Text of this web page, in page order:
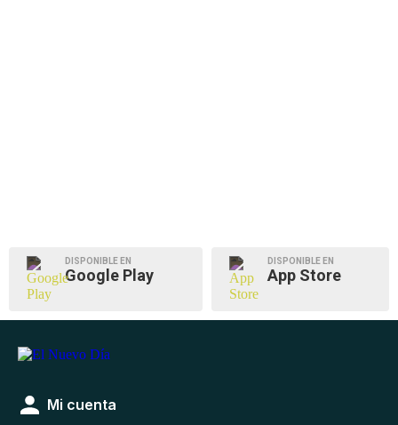
DISPONIBLE EN
Google Play
DISPONIBLE EN
App Store
Mi cuenta